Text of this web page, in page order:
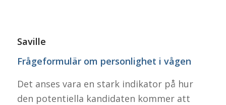
Saville
Frågeformulär om personlighet i vågen
Det anses vara en stark indikator på hur
den potentiella kandidaten kommer att